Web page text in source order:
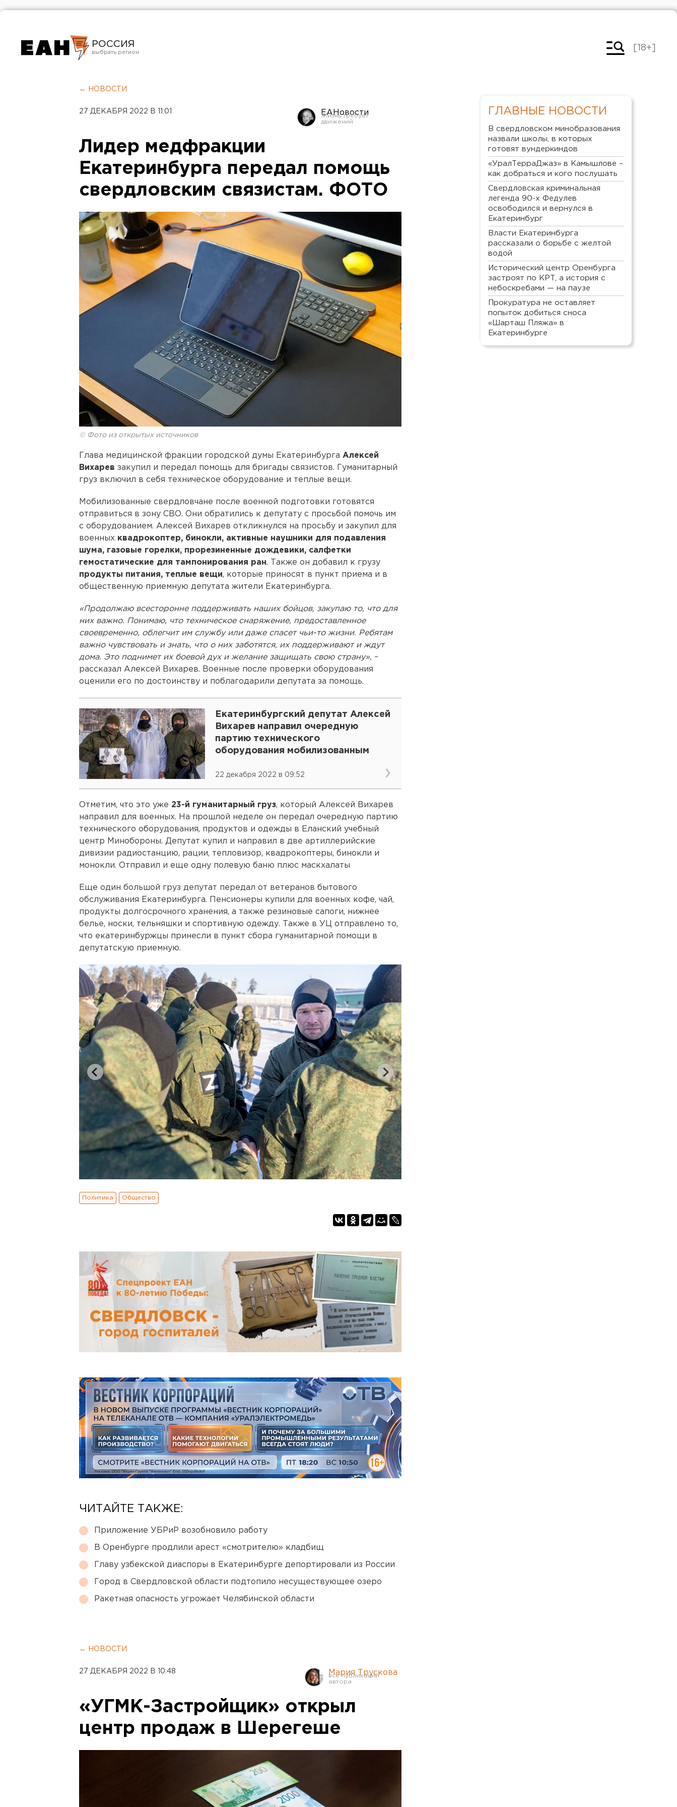
РОССИЯ
Челябинск
[18+]
← НОВОСТИ
27 ДЕКАБРЯ 2022 В 11:01 ЕАНовости
Лидер медфракции
Екатеринбурга передал помощь
свердловским связистам. ФОТО
© Фото из открытых источников
Глава медицинской фракции городской думы Екатеринбурга Алексей
Вихарев закупил и передал помощь для бригады связистов. Гуманитарный
груз включил в себя техническое оборудование и теплые вещи.
Мобилизованные свердловчане после военной подготовки готовятся
отправиться в зону СВО. Они обратились к депутату с просьбой помочь им
с оборудованием. Алексей Вихарев откликнулся на просьбу и закупил для
военных квадрокоптер, бинокли, активные наушники для подавления
шума, газовые горелки, прорезиненные дождевики, салфетки
гемостатические для тампонирования ран. Также он добавил к грузу
продукты питания, теплые вещи, которые приносят в пункт приема и в
общественную приемную депутата жители Екатеринбурга.
«Продолжаю всесторонне поддерживать наших бойцов, закупаю то, что для
них важно. Понимаю, что техническое снаряжение, предоставленное
своевременно, облегчит им службу или даже спасет чьи-то жизни. Ребятам
важно чувствовать и знать, что о них заботятся, их поддерживают и ждут
дома. Это поднимет их боевой дух и желание защищать свою страну», –
рассказал Алексей Вихарев. Военные после проверки оборудования
оценили его по достоинству и поблагодарили депутата за помощь.
Екатеринбургский депутат Алексей
Вихарев направил очередную
партию технического
оборудования мобилизованным
22 декабря 2022 в 09:52
Отметим, что это уже 23-й гуманитарный груз, который Алексей Вихарев
направил для военных. На прошлой неделе он передал очередную партию
технического оборудования, продуктов и одежды в Еланский учебный
центр Минобороны. Депутат купил и направил в две артиллерийские
дивизии радиостанцию, рации, тепловизор, квадрокоптеры, бинокли и
монокли. Отправил и еще одну полевую баню плюс маскхалаты
Еще один большой груз депутат передал от ветеранов бытового
обслуживания Екатеринбурга. Пенсионеры купили для военных кофе, чай,
продукты долгосрочного хранения, а также резиновые сапоги, нижнее
белье, носки, тельняшки и спортивную одежду. Также в УЦ отправлено то,
что екатеринбуржцы принесли в пункт сбора гуманитарной помощи в
депутатскую приемную.
Политика Общество
ЧИТАЙТЕ ТАКЖЕ:
Приложение УБРиР возобновило работу
В Оренбурге продлили арест «смотрителю» кладбищ
Главу узбекской диаспоры в Екатеринбурге депортировали из России
Город в Свердловской области подтопило несуществующее озеро
Ракетная опасность угрожает Челябинской области
← НОВОСТИ
27 ДЕКАБРЯ 2022 В 10:48 Мария Трускова
«УГМК-Застройщик» открыл
центр продаж в Шерегеше
ГЛАВНЫЕ НОВОСТИ
В свердловском минобразования
назвали школы, в которых
готовят вундеркиндов
«УралТерраДжаз» в Камышлове –
как добраться и кого послушать
Свердловская криминальная
легенда 90-х Федулев
освободился и вернулся в
Екатеринбург
Власти Екатеринбурга
рассказали о борьбе с желтой
водой
Исторический центр Оренбурга
застроят по КРТ, а история с
небоскребами — на паузе
Прокуратура не оставляет
попыток добиться сноса
«Шарташ Пляжа» в
Екатеринбурге